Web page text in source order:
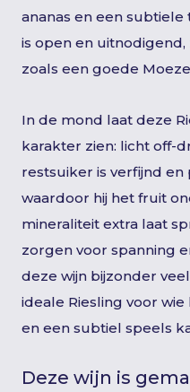
ananas en een
is open en
zoals een goede
In de mond laat deze
karakter zien: licht off-
restsuiker is verfijnd
waardoor hij het fruit
mineraliteit extra laat
zorgen voor spanning
deze wijn bijzonder
ideale Riesling voor
en een subtiel speels
Deze wijn is